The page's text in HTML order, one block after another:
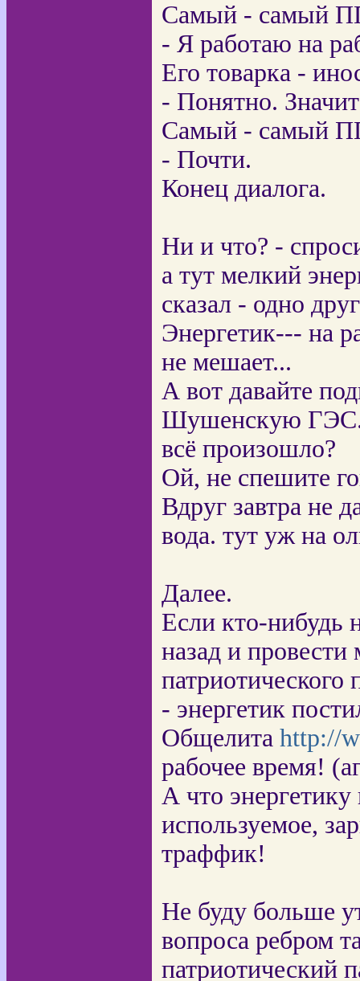
Самый - самый
- Я работаю на
Его товарка -
- Понятно.
Самый - самый
- Почти.
Конец диалога.
Ни и что? -
а тут мелкий
сказал - одно
Энергетик--- на
не мешает...
А вот давайте
Шушенскую ГЭС.
всё произошло?
Ой, не спешите
Вдруг завтра не
вода. тут уж на
Далее.
Если кто-нибудь
назад и
патриотического
- энергетик
Общелита http://
рабочее время!
А что
используемое,
траффик!
Не буду больше
вопроса ребром
патриотический